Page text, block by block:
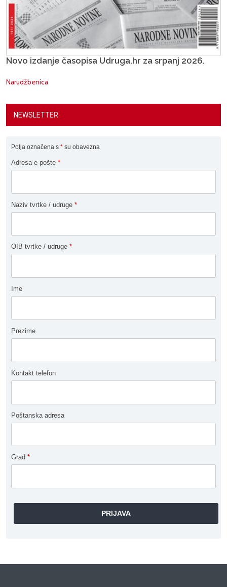
Novo izdanje časopisa Udruga.hr za srpanj 2026.
Narudžbenica
NEWSLETTER
Polja označena s * su obavezna
Adresa e-pošte *
Naziv tvrtke / udruge *
OIB tvrtke / udruge *
Ime
Prezime
Kontakt telefon
Poštanska adresa
Grad *